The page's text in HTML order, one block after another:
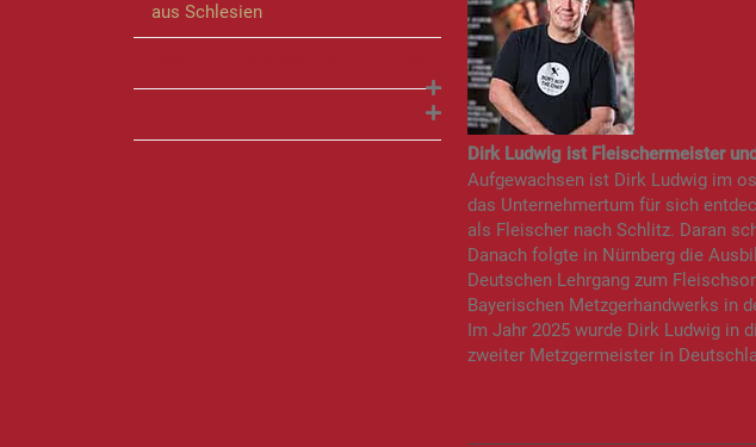
Dirk Ludwig ist Fleischermeister
Aufgewachsen ist Dirk Ludwig im
das Unternehmertum für sich
als Fleischer nach Schlitz. Daran
Danach folgte in Nürnberg die
Deutschen Lehrgang zum
Bayerischen Metzgerhandwerks in
Im Jahr 2025 wurde Dirk Ludwig in
zweiter Metzgermeister in
aus Schlesien